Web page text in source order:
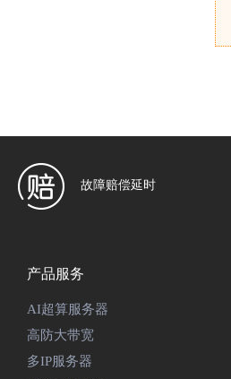
故障赔偿延时
产品服务
AI超算服务器
高防大带宽
多IP服务器